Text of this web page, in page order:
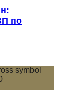
по